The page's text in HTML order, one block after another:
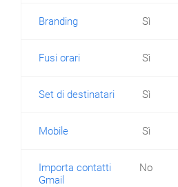
Branding Sì
Fusi orari Sì
Set di destinatari Sì
Mobile Sì
Importa contatti
Gmail
No